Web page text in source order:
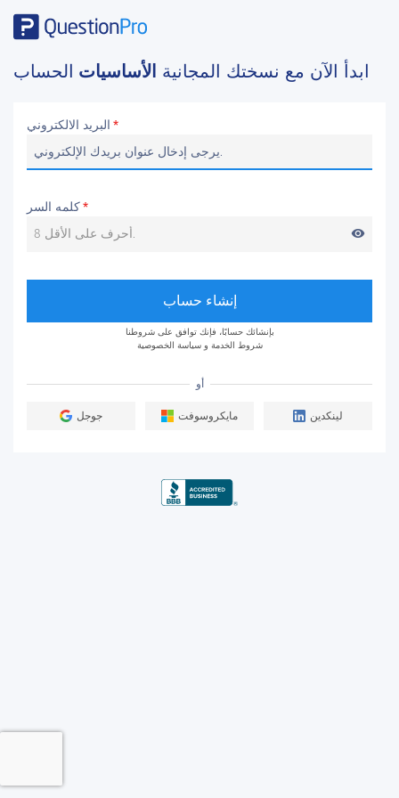
ابدأ الآن مع نسختك المجانية الأساسيات الحساب
البريد الالكتروني *
كلمه السر*
visibility
إنشاء حساب
بإنشائك حسابًا، فإنك توافق على شروطنا
شروط الخدمة وسياسة الخصوصية
أو
جوجل مايكروسوفت لينكدين